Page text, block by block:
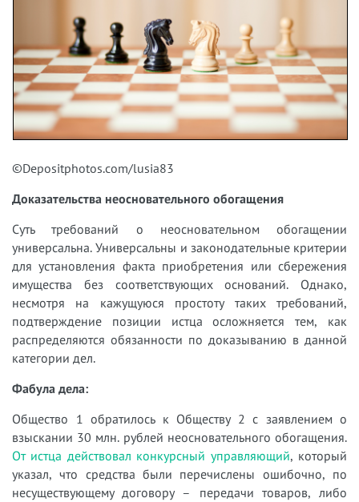
©Depositphotos.com/lusia83
Доказательства неосновательного обогащения
Суть требований о неосновательном обогащении
универсальна. Универсальны и законодательные критерии
для установления факта приобретения или сбережения
имущества без соответствующих оснований. Однако,
несмотря на кажущуюся простоту таких требований,
подтверждение позиции истца осложняется тем, как
распределяются обязанности по доказыванию в данной
категории дел.
Фабула дела:
Общество 1 обратилось к Обществу 2 с заявлением о
взыскании 30 млн. рублей неосновательного обогащения.
От истца действовал конкурсный управляющий, который
указал, что средства были перечислены ошибочно, по
несуществующему договору – передачи товаров, либо